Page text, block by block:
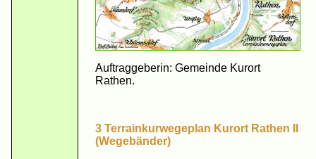
Auftraggeberin: Gemeinde Kurort
Rathen.
3 Terrainkurwegeplan Kurort Rathen II
(Wegebänder)